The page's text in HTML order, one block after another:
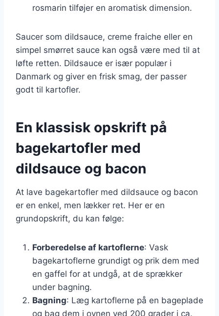
rosmarin tilføjer en aromatisk dimension.
Saucer som dildsauce, creme fraiche eller en
simpel smørret sauce kan også være med til at
løfte retten. Dildsauce er især populær i
Danmark og giver en frisk smag, der passer
godt til kartofler.
En klassisk opskrift på
bagekartofler med
dildsauce og bacon
At lave bagekartofler med dildsauce og bacon
er en enkel, men lækker ret. Her er en
grundopskrift, du kan følge:
Forberedelse af kartoflerne: Vask
bagekartoflerne grundigt og prik dem med
en gaffel for at undgå, at de sprækker
under bagning.
Bagning: Læg kartoflerne på en bageplade
og bag dem i ovnen ved 200 grader i ca.